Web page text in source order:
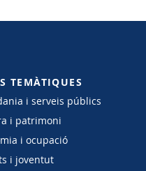
TEMÀTIQUES
i serveis públics
i patrimoni
i ocupació
i joventut